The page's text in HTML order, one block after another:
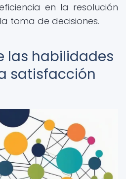
en la resolución
toma de decisiones.
las habilidades
satisfacción